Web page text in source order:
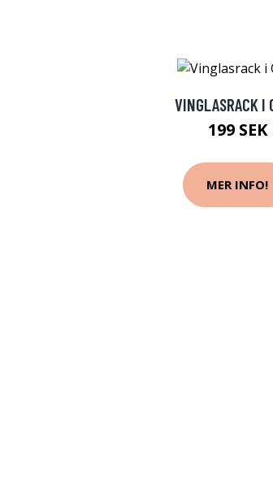
VINGLASRACK I
199 SEK
MER INFO!